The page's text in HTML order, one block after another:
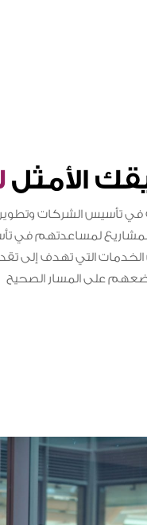
الأمثل
تأسيس الشركات وتطوير
لمساعدتهم في
التي تهدف إلى